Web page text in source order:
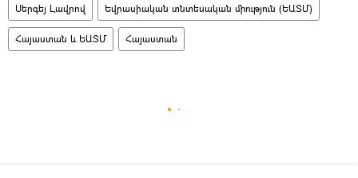
Սերգեյ Լավրով Եվրասիական տնտեսական միություն (ԵԱՏՄ)
Հայաստան և ԵԱՏՄ Հայաստան